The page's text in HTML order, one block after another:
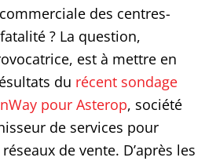
des centres-
? La question,
est à mettre en
du récent sondage
pour Asterop, société
de services pour
de vente. D’après les